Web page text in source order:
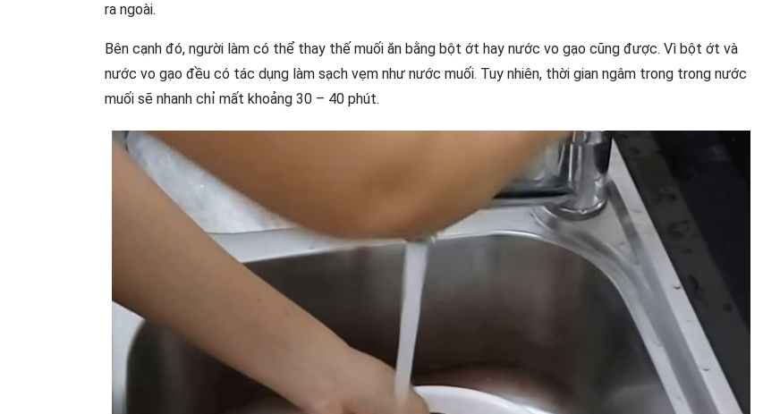
ra ngoài.
Bên cạnh đó, người làm có thể thay thế muối ăn bằng bột ớt hay nước vo gạo cũng được. Vì bột ớt và
nước vo gạo đều có tác dụng làm sạch vẹm như nước muối. Tuy nhiên, thời gian ngâm trong trong nước
muối sẽ nhanh chỉ mất khoảng 30 – 40 phút.